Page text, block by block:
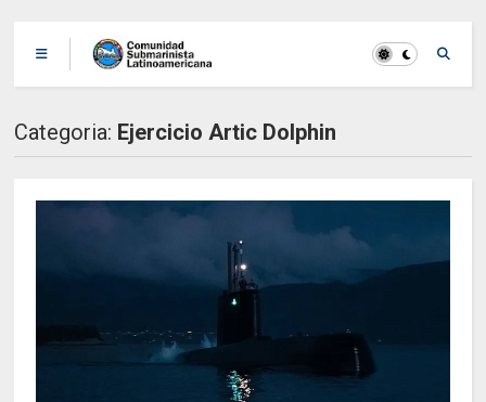
Categoria: Ejercicio Artic Dolphin